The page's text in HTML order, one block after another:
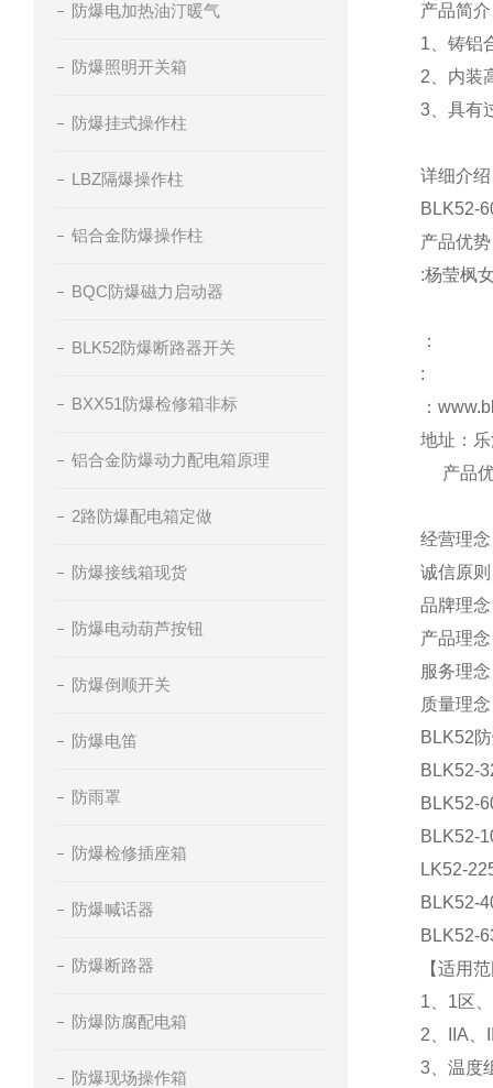
防爆电加热油汀暖气
防爆照明开关箱
防爆挂式操作柱
LBZ隔爆操作柱
铝合金防爆操作柱
BQC防爆磁力启动器
BLK52防爆断路器开关
BXX51防爆检修箱非标
铝合金防爆动力配电箱原理
2路防爆配电箱定做
防爆接线箱现货
防爆电动葫芦按钮
防爆倒顺开关
防爆电笛
防雨罩
防爆检修插座箱
防爆喊话器
防爆断路器
防爆防腐配电箱
防爆现场操作箱
产品简
1、铸铝
2、内装
3、具有
详细介
BLK52-
产品优
:杨莹枫
：
:
：
地址：
产品优
经营理
诚信原
品牌理
产品理
服务理
质量理
BLK52
BLK52-
BLK52-
BLK52-
LK52-
BLK52-
BLK52-
【适用
1、1区
2、IIA、
3、温度